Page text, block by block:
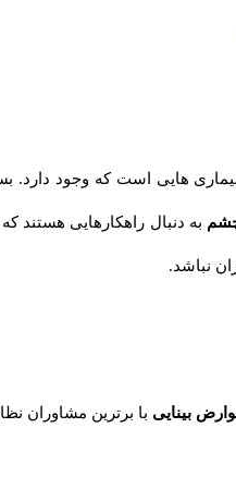
هایی است که وجود دارد.
به دنبال راهکارهایی هستند
نباشد.
بینایی با برترین مشاوران نظام وظیفه در